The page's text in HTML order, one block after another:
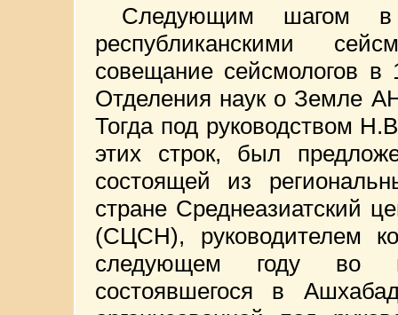
Следующим шагом в
республиканскими
совещание сейсмологов в
Отделения наук о Земле
Тогда под руководством
этих строк, был
состоящей из
стране Среднеазиатский
(СЦСН), руководителем
следующем году во
состоявшегося в